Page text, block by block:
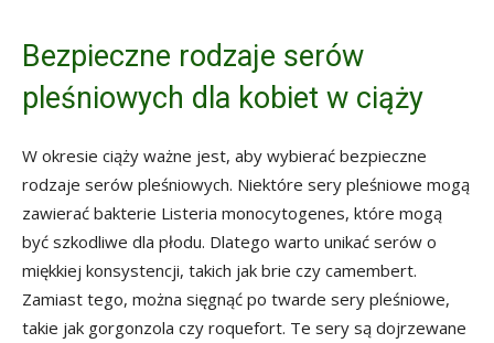
Bezpieczne rodzaje serów
pleśniowych dla kobiet w ciąży
W okresie ciąży ważne jest, aby wybierać bezpieczne
rodzaje serów pleśniowych. Niektóre sery pleśniowe mogą
zawierać bakterie Listeria monocytogenes, które mogą
być szkodliwe dla płodu. Dlatego warto unikać serów o
miękkiej konsystencji, takich jak brie czy camembert.
Zamiast tego, można sięgnąć po twarde sery pleśniowe,
takie jak gorgonzola czy roquefort. Te sery są dojrzewane